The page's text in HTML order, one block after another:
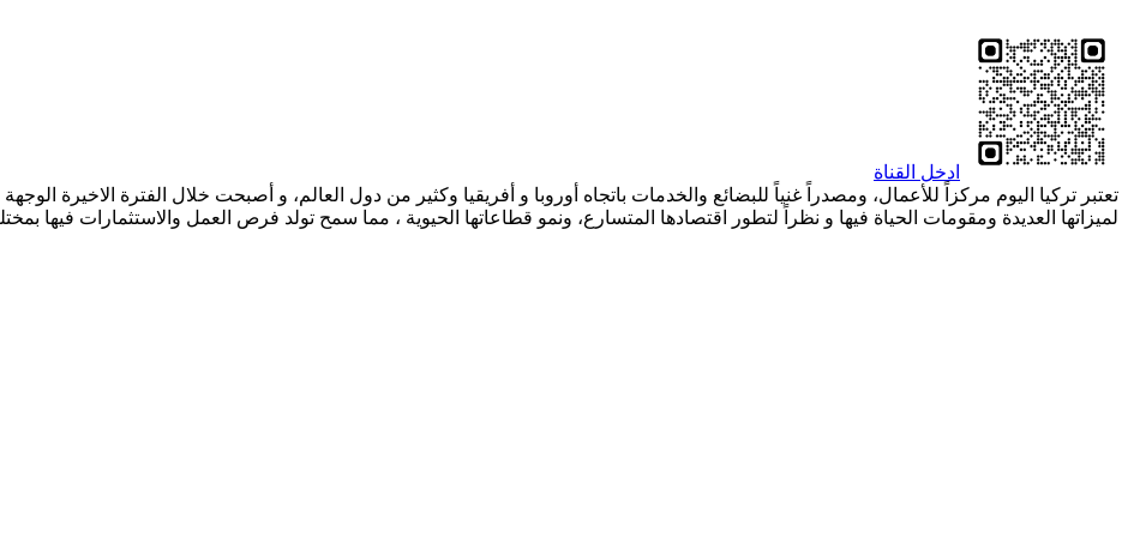
ادخل القناة
تعتبر تركيا اليوم مركزاً للأعمال، ومصدراً غنياً للبضائع والخدمات باتجاه أوروبا و أفريقيا وكثير من دول العالم، و أصبحت خلال الفترة الاخيرة
لميزاتها العديدة ومقومات الحياة فيها و نظراً لتطور اقتصادها المتسارع، ونمو قطاعاتها الحيوية ، مما سمح تولد فرص العمل والاستثمارات فيها